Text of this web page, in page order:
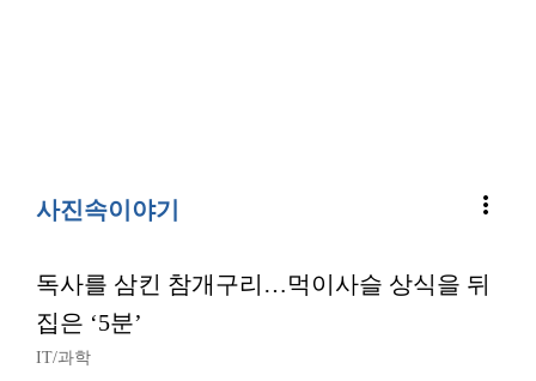
사진속이야기 more_vert
독사를 삼킨 참개구리…먹이사슬 상식을 뒤
집은 ‘5분’
IT/과학